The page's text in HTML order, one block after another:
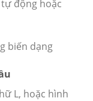
động hoặc
biến dạng
L, hoặc hình